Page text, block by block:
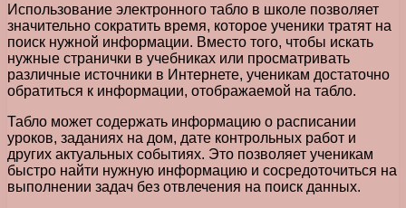
Использование электронного табло в школе позволяет
значительно сократить время, которое ученики тратят на
поиск нужной информации. Вместо того, чтобы искать
нужные странички в учебниках или просматривать
различные источники в Интернете, ученикам достаточно
обратиться к информации, отображаемой на табло.
Табло может содержать информацию о расписании
уроков, заданиях на дом, дате контрольных работ и
других актуальных событиях. Это позволяет ученикам
быстро найти нужную информацию и сосредоточиться на
выполнении задач без отвлечения на поиск данных.